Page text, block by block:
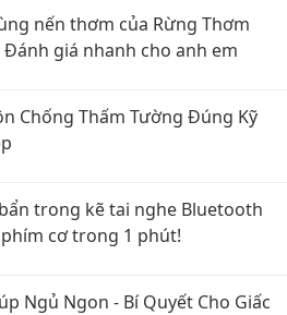
nến thơm của Rừng Thơm
Đánh giá nhanh cho anh em
Chống Thấm Tường Đúng Kỹ
trong kẽ tai nghe Bluetooth
cơ trong 1 phút!
Ngủ Ngon - Bí Quyết Cho Giấc